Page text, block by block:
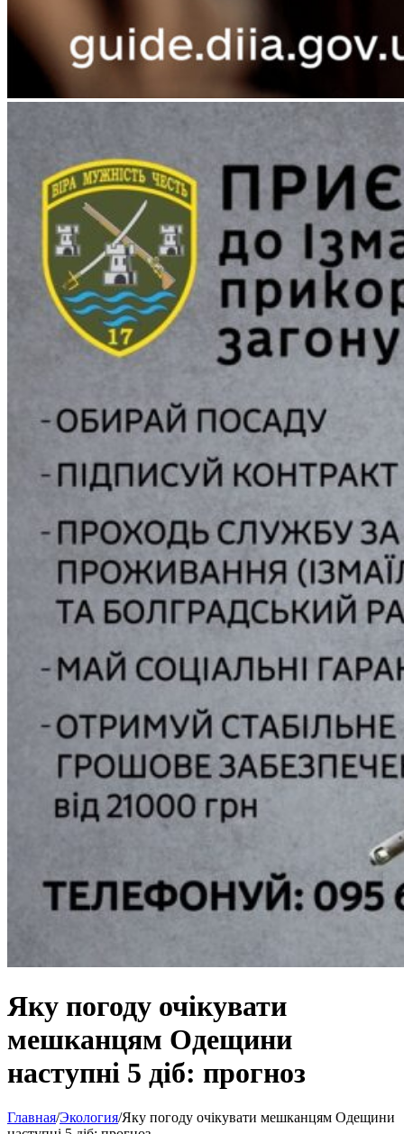
Яку погоду очікувати
мешканцям Одещини
наступні 5 діб: прогноз
Главная/Экология/Яку погоду очікувати мешканцям Одещини